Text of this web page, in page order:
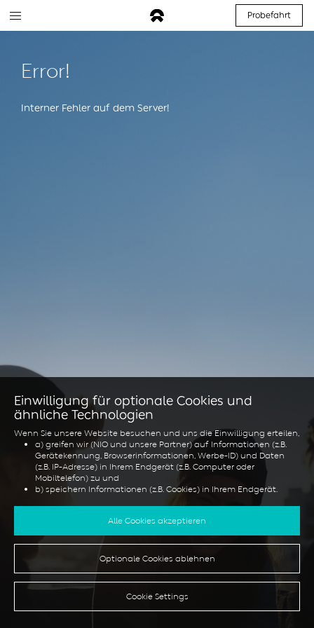
Einwilligung für optionale Cookies und
ähnliche Technologien
Wenn Sie unsere Website besuchen und uns die Einwilligung erteilen,
a) greifen wir (NIO und unsere Partner) auf Informationen (z.B.
Gerätekennung, Browserinformationen, Werbe-ID) und Daten
(z.B. IP-Adresse) in Ihrem Endgerät (z.B. Computer oder
Mobiltelefon) zu und
b) speichern Informationen (z.B. Cookies) in Ihrem Endgerät.
Dies tun wir, um unsere Website zu optimieren sowie, um sie für Sie
zu personalisieren und um Ihnen Werbung in den sozialen Medien
anzubieten.
Sie können Ihre Einwilligung jederzeit unter der Rubrik "Cookie
Einstellungen" widerrufen oder dort eine individuelle Auswahl treffen.
Bitte seien Sie sich bewusst, dass Ihr Widerruf nur Wirkung für die
Alle Cookies akzeptieren
Optionale Cookies ablehnen
Cookie Settings
Probefahrt
Error!
Interner Fehler auf dem Server!